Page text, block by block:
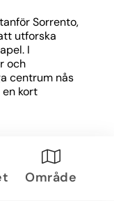
Sorrento,
utforska
I
och
centrum nås
kort
stil och
minibar och
eller
Område